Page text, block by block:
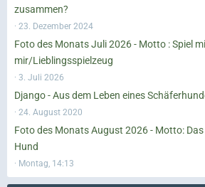
zusammen?
23. Dezember 2024
Foto des Monats Juli 2026 - Motto : Spiel
mir/Lieblingsspielzeug
3. Juli 2026
Django - Aus dem Leben eines
24. August 2020
Foto des Monats August 2026 - Motto:
Hund
Montag, 14:13